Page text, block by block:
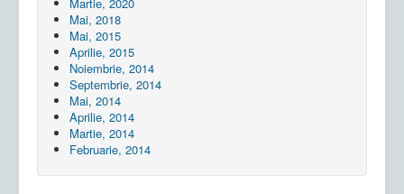
Martie, 2020
Mai, 2018
Mai, 2015
Aprilie, 2015
Noiembrie, 2014
Septembrie, 2014
Mai, 2014
Aprilie, 2014
Martie, 2014
Februarie, 2014